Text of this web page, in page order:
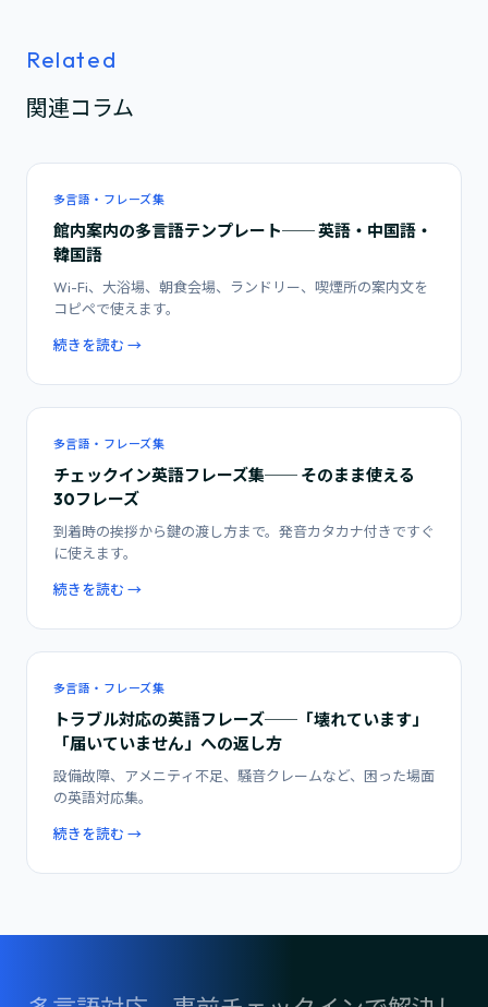
Related
関連コラム
多言語・フレーズ集
館内案内の多言語テンプレート── 英語・中国語・
韓国語
Wi-Fi、大浴場、朝食会場、ランドリー、喫煙所の案内文を
コピペで使えます。
続きを読む →
多言語・フレーズ集
チェックイン英語フレーズ集── そのまま使える
30フレーズ
到着時の挨拶から鍵の渡し方まで。発音カタカナ付きですぐ
に使えます。
続きを読む →
多言語・フレーズ集
トラブル対応の英語フレーズ──「壊れています」
「届いていません」への返し方
設備故障、アメニティ不足、騒音クレームなど、困った場面
の英語対応集。
続きを読む →